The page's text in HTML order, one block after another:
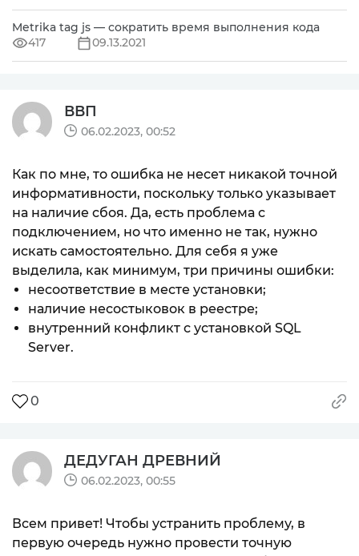
Metrika tag js — сократить время выполнения кода
417
09.13.2021
ВВП
06.02.2023, 00:52
Как по мне, то ошибка не несет никакой точной
информативности, поскольку только указывает
на наличие сбоя. Да, есть проблема с
подключением, но что именно не так, нужно
искать самостоятельно. Для себя я уже
выделила, как минимум, три причины ошибки:
несоответствие в месте установки;
наличие несостыковок в реестре;
внутренний конфликт с установкой SQL
Server.
0
ДЕДУГАН ДРЕВНИЙ
06.02.2023, 00:55
Всем привет! Чтобы устранить проблему, в
первую очередь нужно провести точную